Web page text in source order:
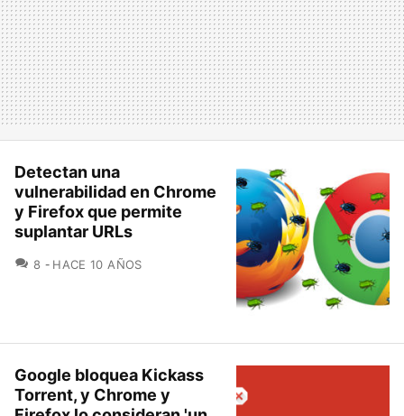
Detectan una
vulnerabilidad en Chrome
y Firefox que permite
suplantar URLs
8 COMENTARIOS
HACE 10 AÑOS
Google bloquea Kickass
Torrent, y Chrome y